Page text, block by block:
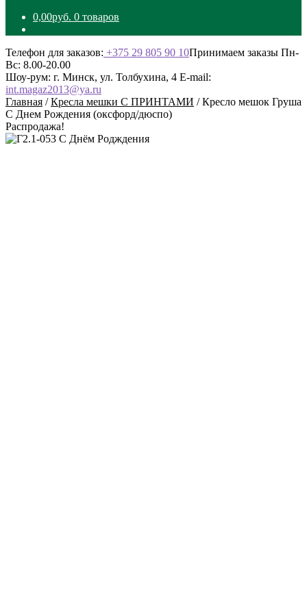
0,00руб. 0 товаров
Телефон для заказов: +375 29 805 90 10Принимаем заказы Пн-
Вс: 8.00-20.00
Шоу-рум: г. Минск, ул. Толбухина, 4 E-mail:
int.magaz2013@ya.ru
Главная /Кресла мешки С ПРИНТАМИ /Кресло мешок Груша
С Днем Рождения (оксфорд/дюспо)
Распродажа!